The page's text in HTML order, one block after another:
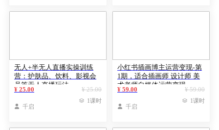
无人+半无人直播实操训练
营：护肤品、饮料、影视会
员等无人直播玩法
¥ 25.00
¥ 25.00
 千启
 1课时
小红书插画博主运营变现-第
1期，适合插画师 设计师 美
术老师自媒体运营变现
¥ 59.00
¥ 59.00
 千启
 1课时